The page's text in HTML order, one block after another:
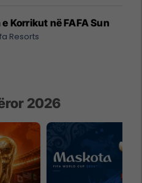
Korrikut në FAFA Sun
Resorts
2026